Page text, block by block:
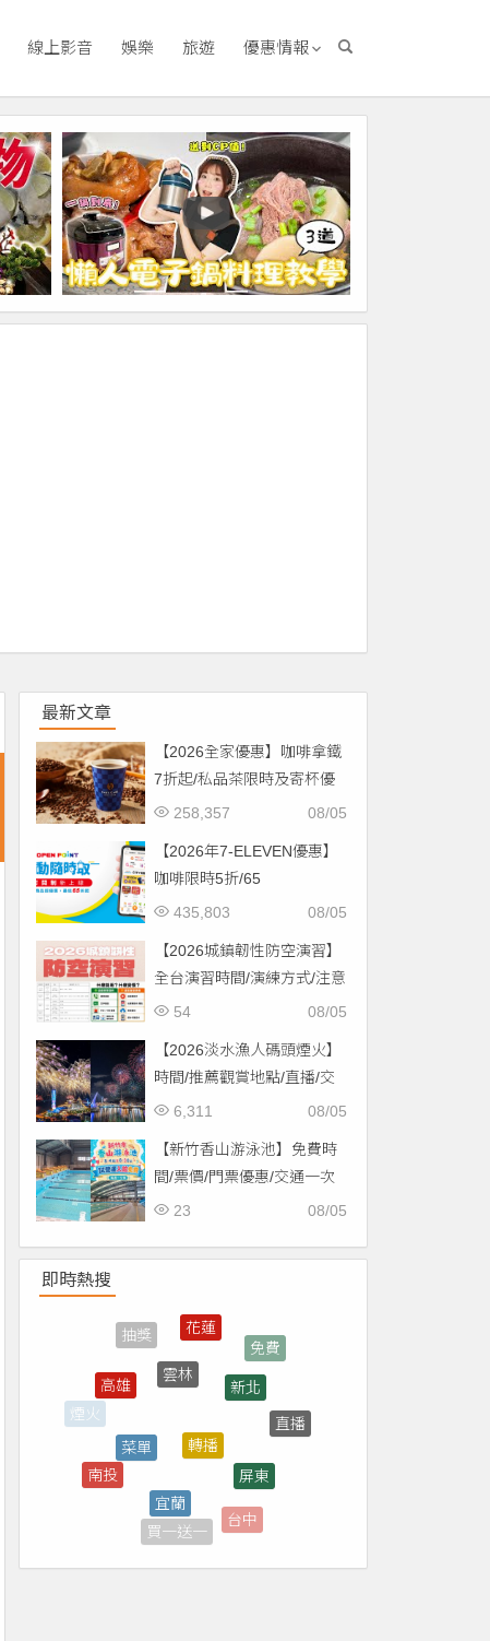
線上影音 娛樂 旅遊 優惠情報
最新文章
【2026全家優惠】咖啡拿鐵
7折起/私品茶限時及寄杯優
惠！價格/菜單一起看
08/05
258,357
【2026年7-ELEVEN優惠】
咖啡限時5折/65
折/CITYCAFE菜單一起看！
08/05
435,803
【2026城鎮韌性防空演習】
全台演習時間/演練方式/注意
事項一次看！
08/05
54
【2026淡水漁人碼頭煙火】
時間/推薦觀賞地點/直播/交
通資訊一次看！
08/05
6,311
【新竹香山游泳池】免費時
間/票價/門票優惠/交通一次
看！
08/05
23
即時熱搜
高雄
雲林
新北
7-ELEVEN
台東
優惠券
南投
菜單
轉播
台中
買一送一